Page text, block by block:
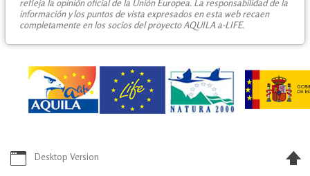
refleja la opinión oficial de la Unión Europea. La responsabilidad de la
información y los puntos de vista expresados en esta web recaen
completamente en los socios del proyecto AQUILA a-LIFE.
Desktop Version